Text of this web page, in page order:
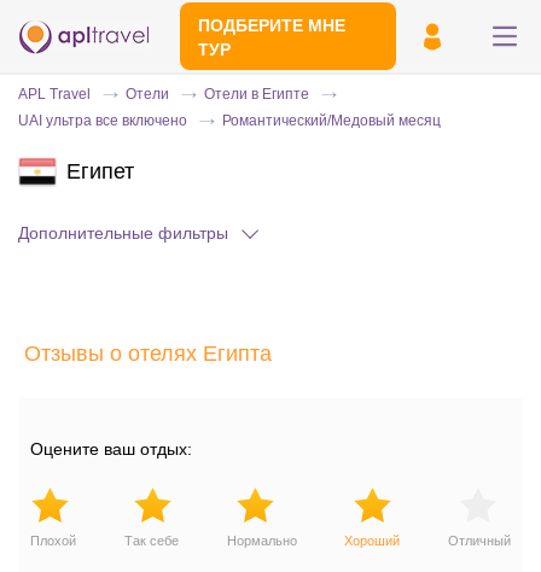
ПОДБЕРИТЕ МНЕ
ТУР
APL Travel Отели
Отели в Египте
UAI ультра все включено
Романтический/Медовый месяц
Египет
Дополнительные фильтры
Отзывы о отелях Египта
Оцените ваш отдых:
Плохой Так себе Нормально Хороший Отличный